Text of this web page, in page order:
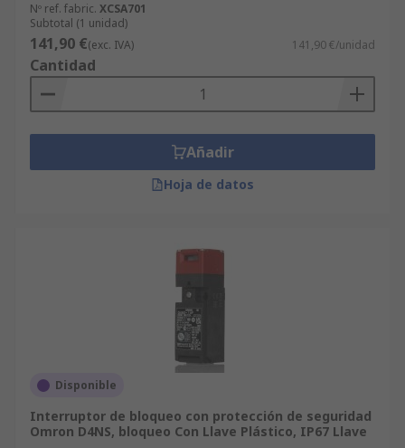
Nº ref. fabric. XCSA701
Subtotal (1 unidad)
141,90 €(exc. IVA) 141,90 €/unidad
Cantidad
Añadir
Hoja de datos
Disponible
Interruptor de bloqueo con protección de seguridad
Omron D4NS, bloqueo Con Llave Plástico, IP67 Llave